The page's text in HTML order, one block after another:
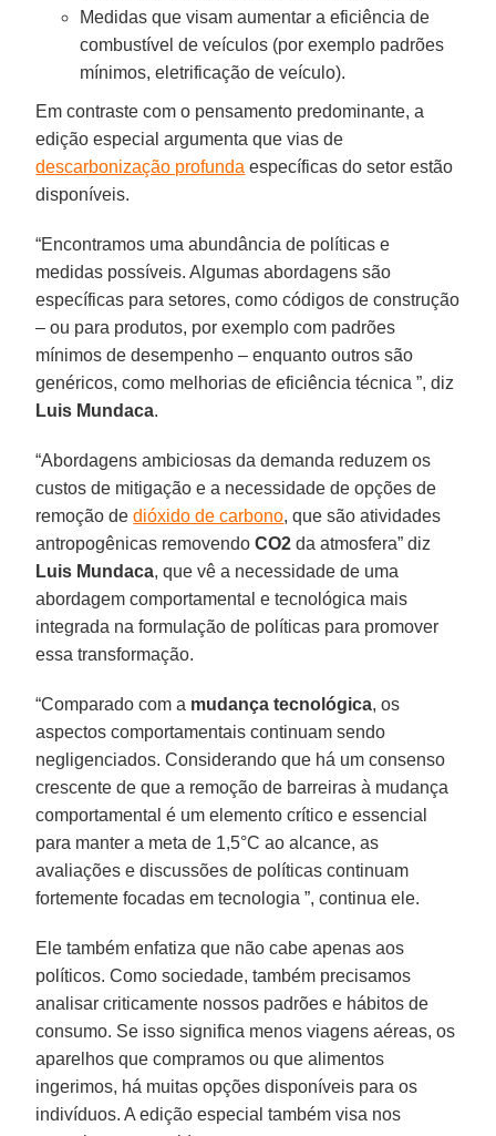
Medidas que visam aumentar a eficiência de
combustível de veículos (por exemplo padrões
mínimos, eletrificação de veículo).
Em contraste com o pensamento predominante, a
edição especial argumenta que vias de
descarbonização profunda específicas do setor estão
disponíveis.
“Encontramos uma abundância de políticas e
medidas possíveis. Algumas abordagens são
específicas para setores, como códigos de construção
– ou para produtos, por exemplo com padrões
mínimos de desempenho – enquanto outros são
genéricos, como melhorias de eficiência técnica ”, diz
Luis Mundaca.
“Abordagens ambiciosas da demanda reduzem os
custos de mitigação e a necessidade de opções de
remoção dedióxido de carbono, que são atividades
antropogênicas removendoCO2 da atmosfera” diz
Luis Mundaca, que vê a necessidade de uma
abordagem comportamental e tecnológica mais
integrada na formulação de políticas para promover
essa transformação.
“Comparado com a mudança tecnológica, os
aspectos comportamentais continuam sendo
negligenciados. Considerando que há um consenso
crescente de que a remoção de barreiras à mudança
comportamental é um elemento crítico e essencial
para manter a meta de 1,5°C ao alcance, as
avaliações e discussões de políticas continuam
fortemente focadas em tecnologia ”, continua ele.
Ele também enfatiza que não cabe apenas aos
políticos. Como sociedade, também precisamos
analisar criticamente nossos padrões e hábitos de
consumo. Se isso significa menos viagens aéreas, os
aparelhos que compramos ou que alimentos
ingerimos, há muitas opções disponíveis para os
indivíduos. A edição especial também visa nos